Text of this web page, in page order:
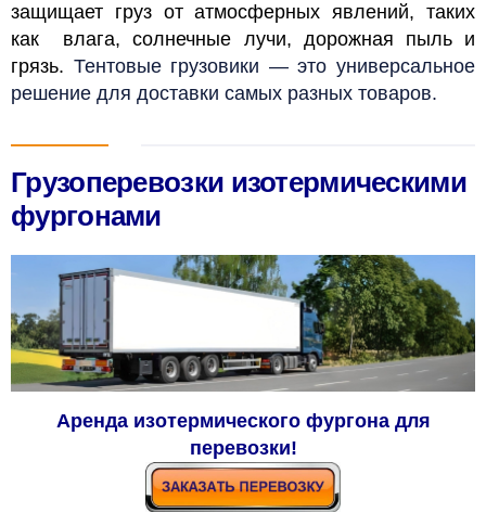
защищает груз от атмосферных явлений, таких
как влага, солнечные лучи, дорожная пыль и
грязь. Тентовые грузовики — это универсальное
решение для доставки самых разных товаров.
Грузоперевозки изотермическими
фургонами
Аренда изотермического фургона для
перевозки!